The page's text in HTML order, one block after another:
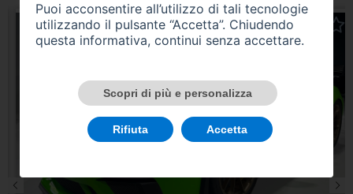
Puoi acconsentire all’utilizzo di tali tecnologie
utilizzando il pulsante “Accetta”. Chiudendo
questa informativa, continui senza accettare.
Scopri di più e personalizza
Rifiuta Accetta